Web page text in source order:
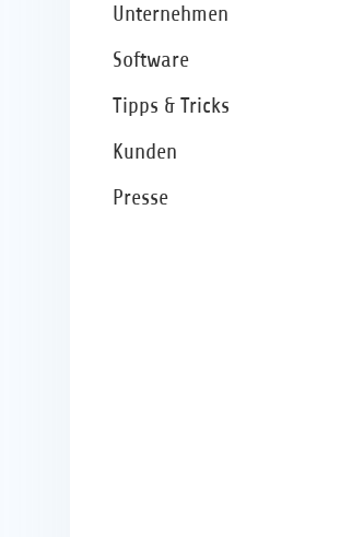
Unternehmen
Software
Tipps & Tricks
Kunden
Presse